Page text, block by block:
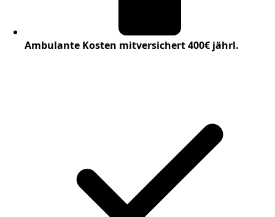
Ambulante Kosten mitversichert 400€ jährl.